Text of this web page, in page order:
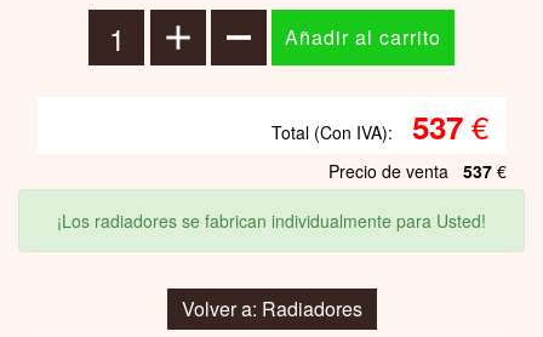
Total (Con IVA): 537€
Precio de venta 537 €
¡Los radiadores se fabrican individualmente para Usted!
Volver a: Radiadores